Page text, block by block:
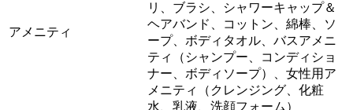
アメニティ
リ、ブラシ、シャワーキャップ＆
ヘアバンド、コットン、綿棒、ソ
ープ、ボディタオル、バスアメニ
ティ（シャンプー、コンディショ
ナー、ボディソープ）、女性用ア
メニティ（クレンジング、化粧
水、乳液、洗顔フォーム）